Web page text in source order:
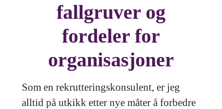
fallgruver og
fordeler for
organisasjoner
Som en rekrutteringskonsulent, er jeg
alltid på utkikk etter nye måter å forbedre